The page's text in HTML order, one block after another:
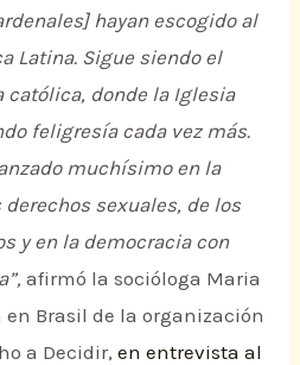
hayan escogido al
Latina. Sigue siendo el
católica, donde la Iglesia
feligresía cada vez más.
muchísimo en la
sexuales, de los
y en la democracia con
afirmó la socióloga Maria
en Brasil de la organización
a Decidir,en entrevista al